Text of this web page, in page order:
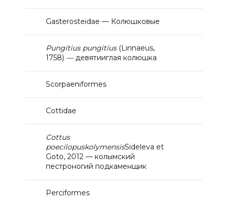
Gasterosteidae — Колюшковые
Pungitius pungitius(Linnaeus,
1758) —девятииглая колюшка
Scorpaeniformes
Сottidae
Cottus
poecilopuskolymensisSideleva et
Goto, 2012 — колымский
пестроногий подкаменщик
Perciformes